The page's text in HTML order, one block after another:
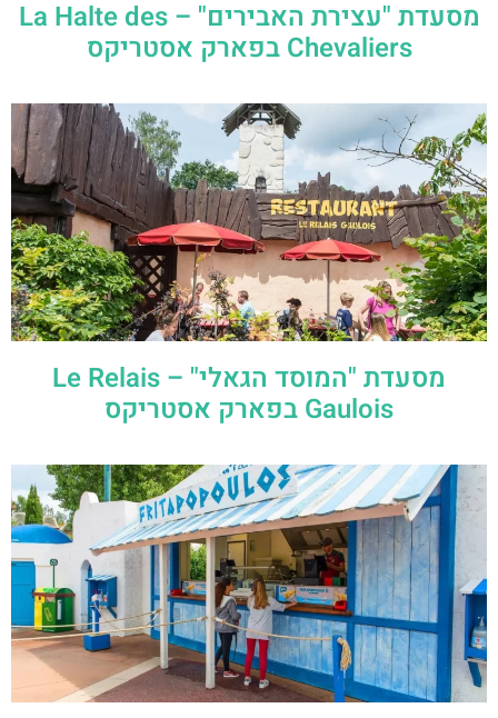
מסעדת "עצירת האבירים" – La Halte des
Chevaliers בפארק אסטריקס
מסעדת "המוסד הגאלי" – Le Relais
Gaulois בפארק אסטריקס